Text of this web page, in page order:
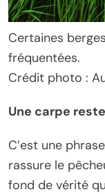
Certaines
fréquentées.
Crédit photo :
Une carpe
C’est une
rassure le
fond de vérité